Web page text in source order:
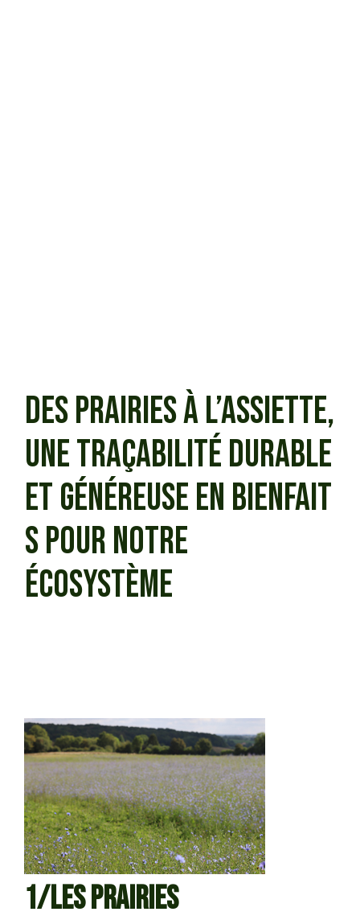
DES PRAIRIES À L’ASSIETTE,
UNE TRAÇABILITÉ DURABLE
ET GÉNÉREUSE EN BIENFAIT
SPOUR NOTRE
ÉCOSYSTÈME
1/LES PRAIRIES